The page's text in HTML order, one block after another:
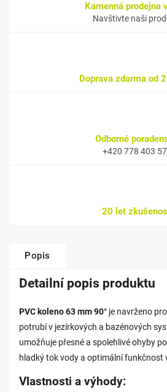
Kamenná prodejna
Navštivte naši
Doprava zdarma od
Odborné
+420 778 403
20 let
Popis
Detailní popis produktu
PVC koleno 63 mm 90° je navrženo
potrubí v jezírkových a bazénových
umožňuje přesné a spolehlivé ohyby
hladký tok vody a optimální funkčnost
Vlastnosti a výhody: